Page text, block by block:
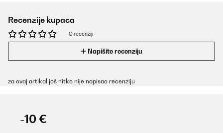
Recenzije kupaca
O recenziji
Napišite recenziju
za ovaj artikal još nitko nije napisao recenziju
-10 €